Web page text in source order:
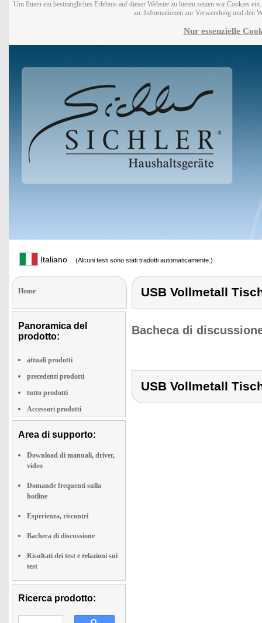
Um Ihnen ein bestmögliches Erlebnis auf dieser Website zu bieten setzen wir Cookies
zu. Informationen zur Verwendung und den
Nur essenzielle
Italiano (Alcuni testi sono stati tradotti automaticamente.)
Home
Panoramica del
prodotto:
attuali prodotti
precedenti prodotti
tutto prodotti
Accessori prodotti
Area di supporto:
Download di manuali, driver,
video
Domande frequenti sulla
hotline
Esperienza, riscontri
Bacheca di discussione
Risultati dei test e relazioni sui
test
Ricerca prodotto:
USB Vollmetall
Bacheca di
USB Vollmetall